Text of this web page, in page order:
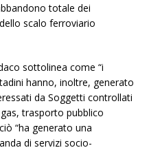
totale dei
scalo ferroviario
sottolinea come “i
hanno, inoltre, generato
da Soggetti controllati
trasporto pubblico
“ha generato una
di servizi socio-